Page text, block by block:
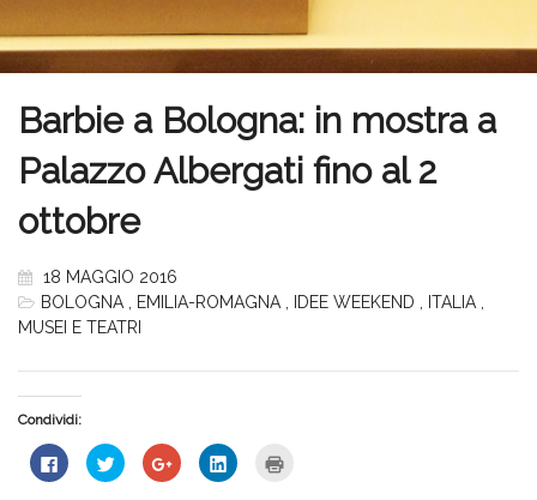
Barbie a Bologna: in mostra a
Palazzo Albergati fino al 2
ottobre
18 MAGGIO 2016
BOLOGNA
EMILIA-ROMAGNA IDEE WEEKEND ITALIA
MUSEI E TEATRI
Condividi:
Fai
clic
Fai
clic
Fai
clic
Fai
clic